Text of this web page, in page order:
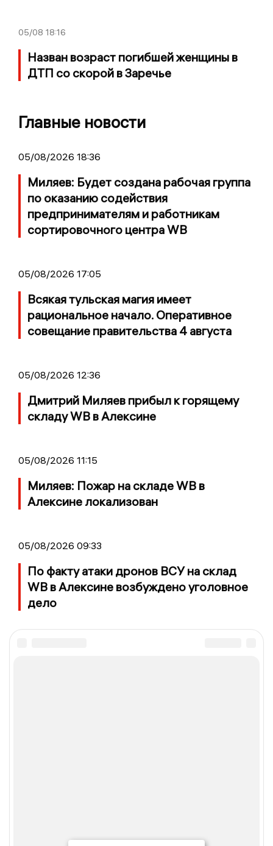
05/08 18:16
Назван возраст погибшей женщины в
ДТП со скорой в Заречье
Главные новости
05/08/2026 18:36
Миляев: Будет создана рабочая группа
по оказанию содействия
предпринимателям и работникам
сортировочного центра WB
05/08/2026 17:05
Всякая тульская магия имеет
рациональное начало. Оперативное
совещание правительства 4 августа
05/08/2026 12:36
Дмитрий Миляев прибыл к горящему
складу WB в Алексине
05/08/2026 11:15
Миляев: Пожар на складе WB в
Алексине локализован
05/08/2026 09:33
По факту атаки дронов ВСУ на склад
WB в Алексине возбуждено уголовное
дело